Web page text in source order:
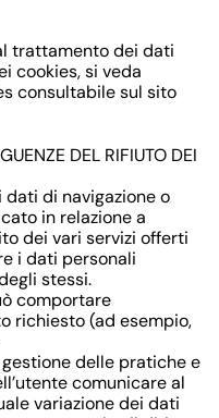
trattamento dei dati
cookies, si veda
consultabile sul sito
DEL RIFIUTO DEI
di navigazione o
in relazione a
dei vari servizi offerti
i dati personali
stessi.
comportare
richiesto (ad esempio,
delle pratiche e
comunicare al
variazione dei dati